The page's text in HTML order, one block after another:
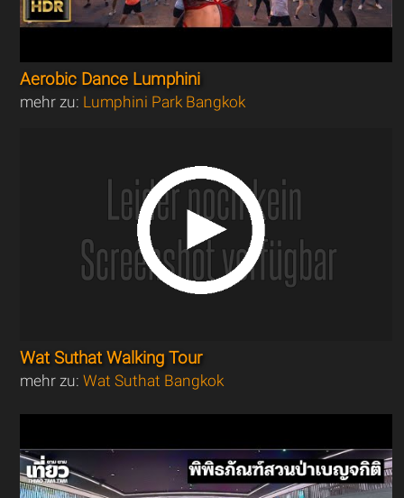
Aerobic Dance Lumphini
mehr zu: Lumphini Park Bangkok
Wat Suthat Walking Tour
mehr zu:Wat Suthat Bangkok